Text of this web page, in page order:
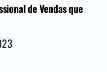
de Vendas que